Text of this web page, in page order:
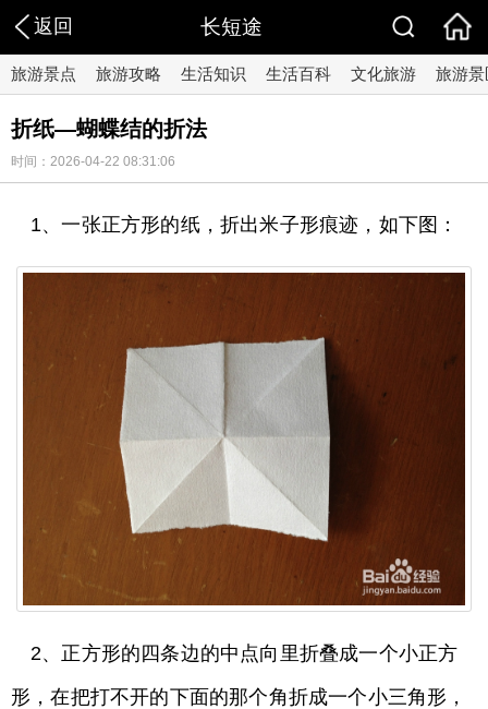
返回 长短途
旅游景点 旅游攻略 生活知识 生活百科 文化旅游 旅游景
折纸—蝴蝶结的折法
时间：2026-04-22 08:31:06
1、一张正方形的纸，折出米子形痕迹，如下图：
2、正方形的四条边的中点向里折叠成一个小正方
形，在把打不开的下面的那个角折成一个小三角形，